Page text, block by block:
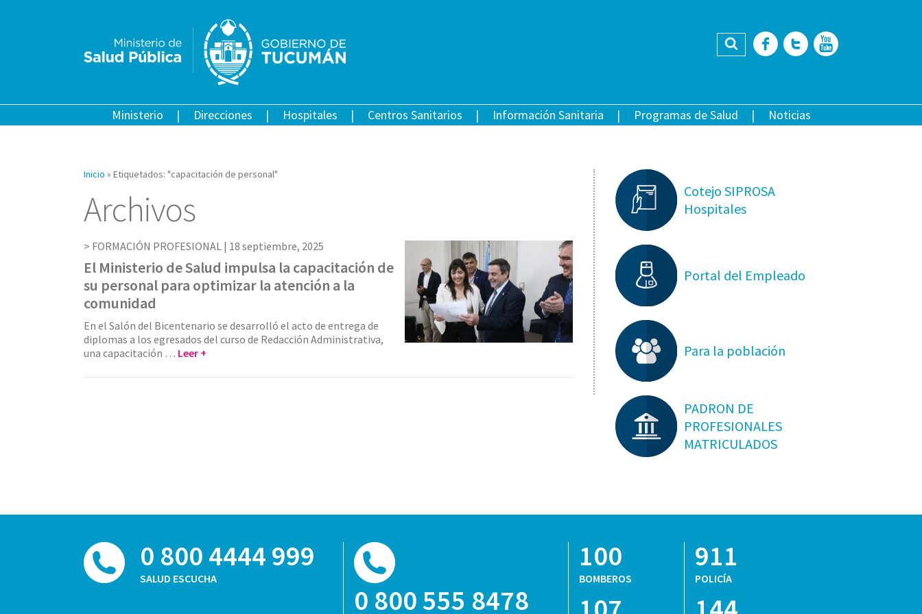
Buscar Facebook
Twitter
Ministerio Direcciones Hospitales Centros Sanitarios Información Sanitaria Programas de Salud Noticias
Inicio » Etiquetados: "capacitación de personal"
Archivos
FORMACIÓN PROFESIONAL | 18 septiembre, 2025
El Ministerio de Salud impulsa la capacitación de
su personal para optimizar la atención a la
comunidad
En el Salón del Bicentenario se desarrolló el acto de entrega de
diplomas a los egresados del curso de Redacción Administrativa,
una capacitación … Leer +
Cotejo SIPROSA
Hospitales
Portal del Empleado
Para la población
PADRON DE
PROFESIONALES
MATRICULADOS
0 800 4444 999
SALUD ESCUCHA
0 800 555 8478
100
BOMBEROS
911
POLICÍA